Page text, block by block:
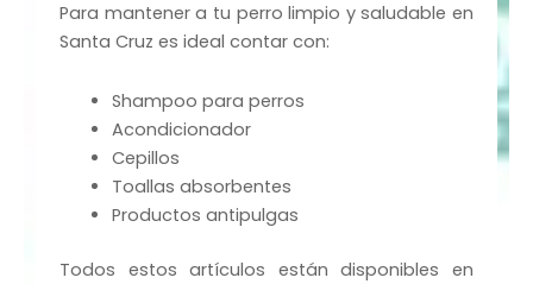
Para mantener a tu perro limpio y saludable en
Santa Cruz es ideal contar con:
Shampoo para perros
Acondicionador
Cepillos
Toallas absorbentes
Productos antipulgas
Todos estos artículos están disponibles en